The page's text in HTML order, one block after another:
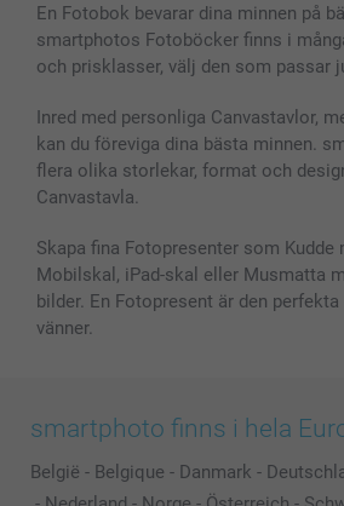
En Fotobok bevarar dina minnen på
smartphotos Fotoböcker finns i
och prisklasser, välj den som passar
Inred med personliga Canvastavlor,
kan du föreviga dina bästa minnen.
flera olika storlekar, format och
Canvastavla.
Skapa fina Fotopresenter som Kudde
Mobilskal, iPad-skal eller Musmatta
bilder. En Fotopresent är den
vänner.
smartphoto finns i hela
België - Belgique - Danmark -